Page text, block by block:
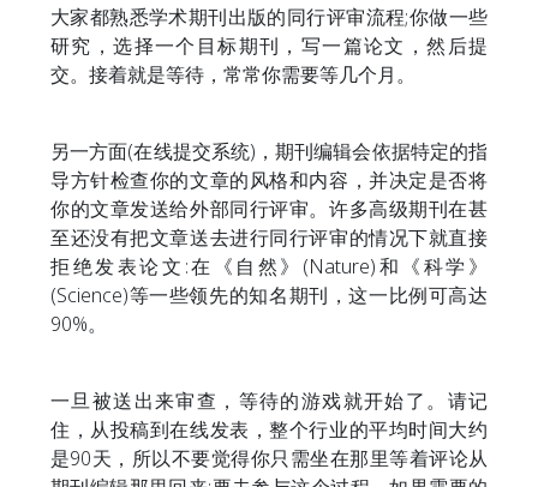
大家都熟悉学术期刊出版的同行评审流程;你做一些
研究，选择一个目标期刊，写一篇论文，然后提
交。接着就是等待，常常你需要等几个月。
另一方面(在线提交系统)，期刊编辑会依据特定的指
导方针检查你的文章的风格和内容，并决定是否将
你的文章发送给外部同行评审。许多高级期刊在甚
至还没有把文章送去进行同行评审的情况下就直接
拒绝发表论文:在《自然》(Nature)和《科学》
(Science)等一些领先的知名期刊，这一比例可高达
90%。
一旦被送出来审查，等待的游戏就开始了。请记
住，从投稿到在线发表，整个行业的平均时间大约
是90天，所以不要觉得你只需坐在那里等着评论从